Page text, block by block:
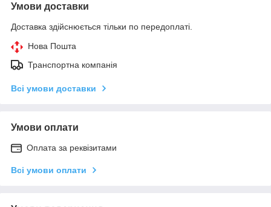
Умови доставки
Доставка здійснюється тільки по передоплаті.
Нова Пошта
Транспортна компанія
Всі умови доставки
Умови оплати
Оплата за реквізитами
Всі умови оплати